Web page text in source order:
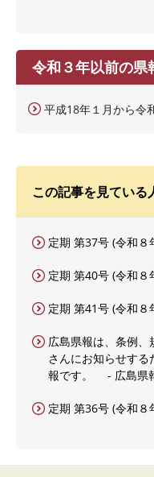
令和３年以前の県
平成18年１月から令
この記事を見ている
定期 第37号 (令和８
定期 第40号 (令和８
定期 第41号 (令和８
広島県報は、条例
さんにお知らせす
報です。 - 広島県
定期 第36号 (令和８